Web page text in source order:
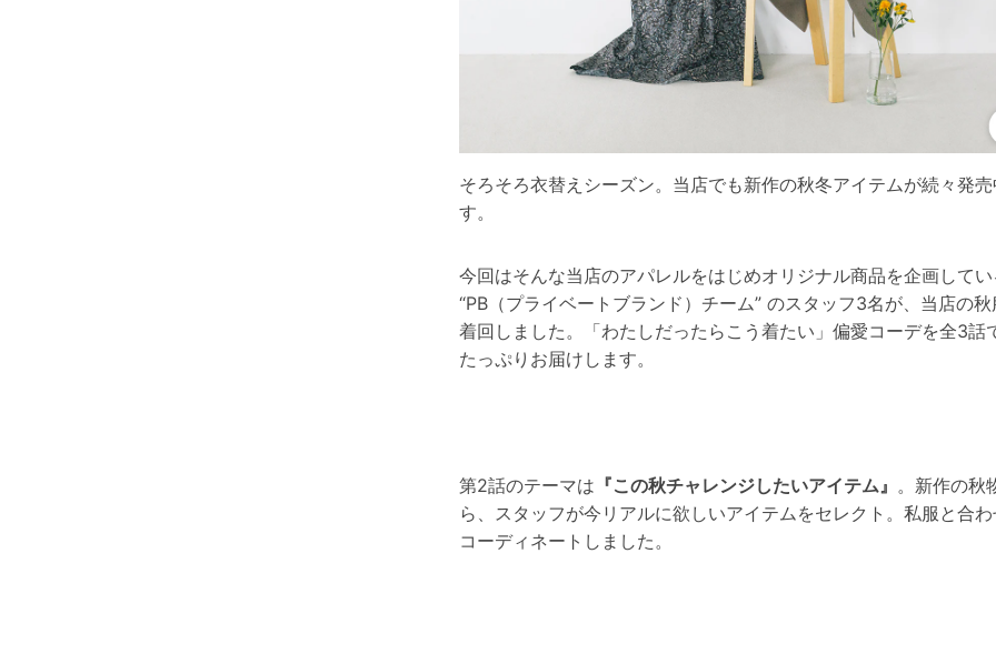
そろそろ衣替えシーズン。当店でも新作の秋冬アイテムが続々発
す。
今回はそんな当店のアパレルをはじめオリジナル商品を企画して
“PB（プライベートブランド）チーム” のスタッフ3名が、当店の
着回しました。「わたしだったらこう着たい」偏愛コーデを全3話
たっぷりお届けします。
第2話のテーマは 『この秋チャレンジしたいアイテム』 。新作の秋
ら、スタッフが今リアルに欲しいアイテムをセレクト。私服と合
コーディネートしました。